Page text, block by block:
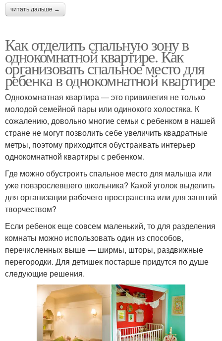
читать дальше →
Как отделить спальную зону в
однокомнатной квартире. Как
организовать спальное место для
ребенка в однокомнатной квартире
Однокомнатная квартира — это привилегия не только
молодой семейной пары или одинокого холостяка. К
сожалению, довольно многие семьи с ребенком в нашей
стране не могут позволить себе увеличить квадратные
метры, поэтому приходится обустраивать интерьер
однокомнатной квартиры с ребенком.
Где можно обустроить спальное место для малыша или
уже повзрослевшего школьника? Какой уголок выделить
для организации рабочего пространства или для занятий
творчеством?
Если ребенок еще совсем маленький, то для разделения
комнаты можно использовать один из способов,
перечисленных выше — ширмы, шторы, раздвижные
перегородки. Для детишек постарше придутся по душе
следующие решения.